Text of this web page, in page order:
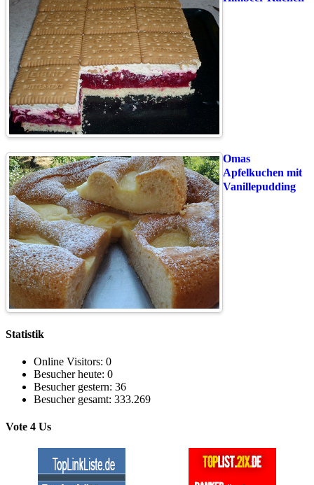
Omas
Apfelkuchen mit
Vanillepudding
Statistik
Online Visitors: 0
Besucher heute: 0
Besucher gestern: 36
Besucher gesamt: 333.269
Vote 4 Us